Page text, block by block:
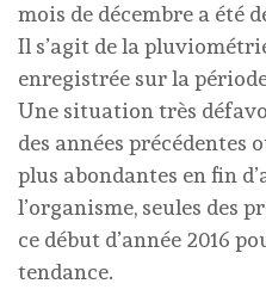
mois de décembre a été
Il s’agit de la
enregistrée sur la
Une situation très
des années précédentes
plus abondantes en fin
l’organisme, seules des
ce début d’année 2016
tendance.